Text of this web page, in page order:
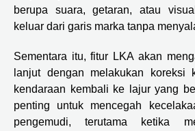
berupa suara, getaran, atau
keluar dari garis marka tanpa
Sementara itu, fitur LKA akan
lanjut dengan melakukan koreksi
kendaraan kembali ke lajur yang
penting untuk mencegah
pengemudi, terutama ketika